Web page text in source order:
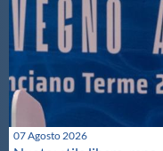
Archivio News
Flash News
07 Agosto 2026